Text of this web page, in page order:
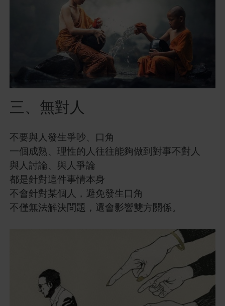
三、無對人
不要與人發生爭吵、口角
一個成熟、理性的人往往能夠做到對事不對人
與人討論、與人爭論
都是針對這件事情本身
不會針對某個人，避免發生口角
不僅無法解決問題，還會影響雙方關係。